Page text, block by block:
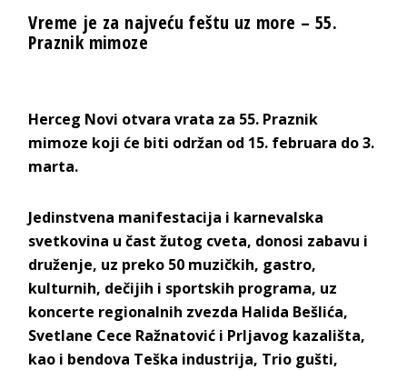
Vreme je za najveću feštu uz more – 55.
Praznik mimoze
Herceg Novi otvara vrata za 55. Praznik
mimoze koji će biti održan od 15. februara do 3.
marta.
Jedinstvena manifestacija i karnevalska
svetkovina u čast žutog cveta, donosi zabavu i
druženje, uz preko 50 muzičkih, gastro,
kulturnih, dečijih i sportskih programa, uz
koncerte regionalnih zvezda Halida Bešlića,
Svetlane Cece Ražnatović i Prljavog kazališta,
kao i bendova Teška industrija, Trio gušti,